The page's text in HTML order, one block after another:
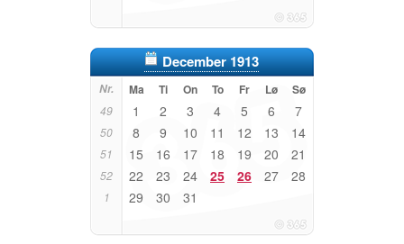
December 1913
Nr. Ma Ti On To Fr Lø Sø
49 1 2 3 4 5 6 7
50 8 9 10 11 12 13 14
51 15 16 17 18 19 20 21
52 22 23 24 25 26 27 28
1 29 30 31